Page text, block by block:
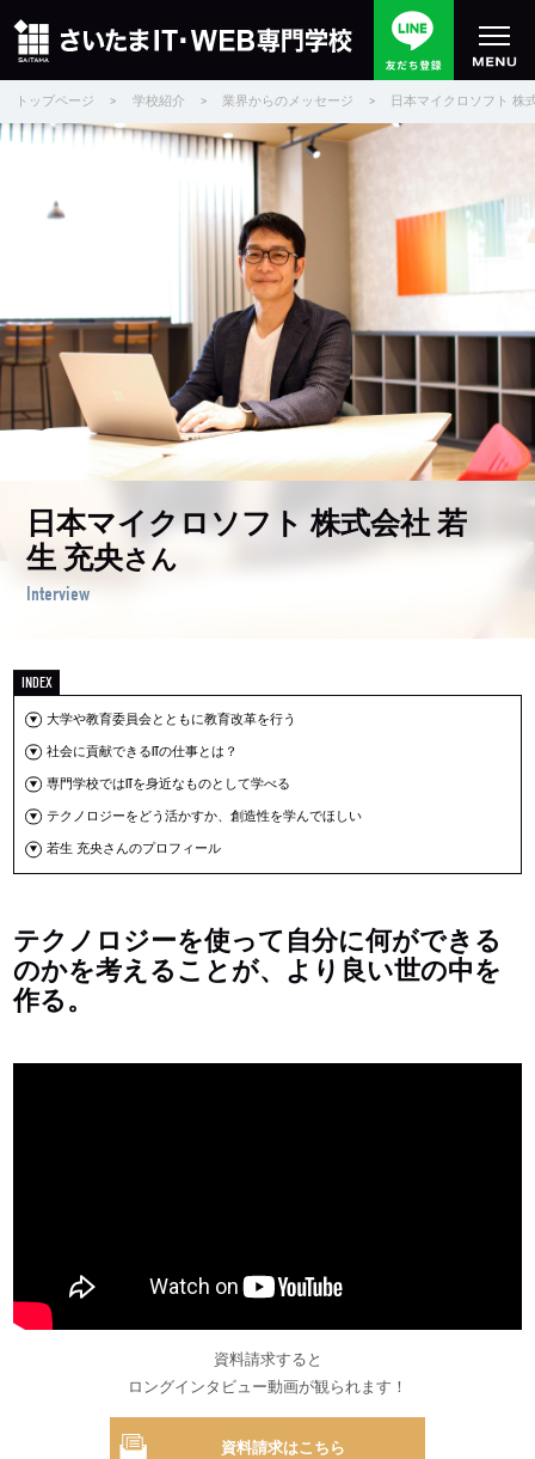
トップページ > 学校紹介 > 業界からのメッセージ > 日本マイクロソフト 株
大学や教育委員会とともに教育改革を行う
社会に貢献できるITの仕事とは？
専門学校ではITを身近なものとして学べる
テクノロジーをどう活かすか、創造性を学んでほしい
若生 充央さんのプロフィール
日本マイクロソフト 株式会社 若
生 充央さん
Interview
テクノロジーを使って自分に何ができる
のかを考えることが、より良い世の中を
作る。
資料請求すると
ロングインタビュー動画が観られます！
資料請求はこちら